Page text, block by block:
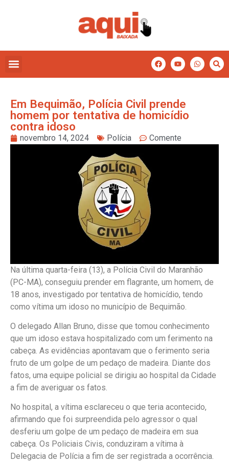
Em Bequimão, Polícia Civil prende
homem por tentativa de homicídio
contra idoso
novembro 14, 2024 Polícia Comente
Na última quarta-feira (13), a Polícia Civil do Maranhão
(PC-MA), conseguiu prender em flagrante, um homem, de
18 anos, investigado por tentativa de homicídio, tendo
como vítima um idoso no município de Bequimão.
O delegado Allan Bruno, disse que tomou conhecimento
que um idoso estava hospitalizado com um ferimento na
cabeça. As evidências apontavam que o ferimento seria
fruto de um golpe de um pedaço de madeira. Diante dos
fatos, uma equipe policial se dirigiu ao hospital da Cidade
a fim de averiguar os fatos.
No hospital, a vítima esclareceu o que teria acontecido,
afirmando que foi surpreendida pelo agressor o qual
desferiu um golpe de um pedaço de madeira em sua
cabeça. Os Policiais Civis, conduziram a vítima à
Delegacia de Polícia a fim de ser registrada a ocorrência.